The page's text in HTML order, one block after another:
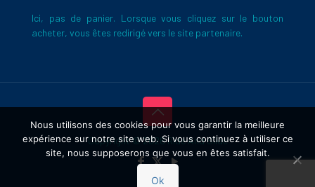
Ici, pas de panier. Lorsque vous cliquez sur le bouton
acheter, vous êtes redirigé vers le site partenaire.
Copyright © 2026 Ride And Slide
Nous utilisons des cookies pour vous garantir la meilleure
expérience sur notre site web. Si vous continuez à utiliser ce
site, nous supposerons que vous en êtes satisfait.
Ok